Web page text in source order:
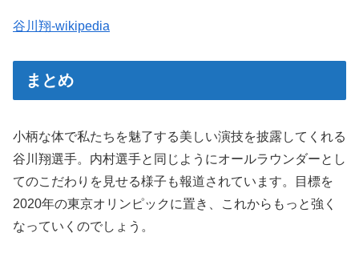
谷川翔-wikipedia
まとめ
小柄な体で私たちを魅了する美しい演技を披露してくれる
谷川翔選手。内村選手と同じようにオールラウンダーとし
てのこだわりを見せる様子も報道されています。目標を
2020年の東京オリンピックに置き、これからもっと強く
なっていくのでしょう。